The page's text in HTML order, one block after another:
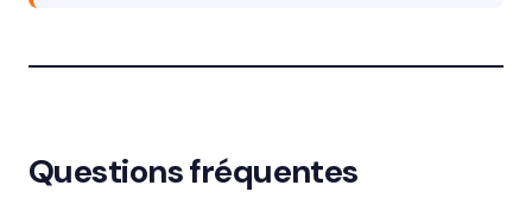
Questions fréquentes